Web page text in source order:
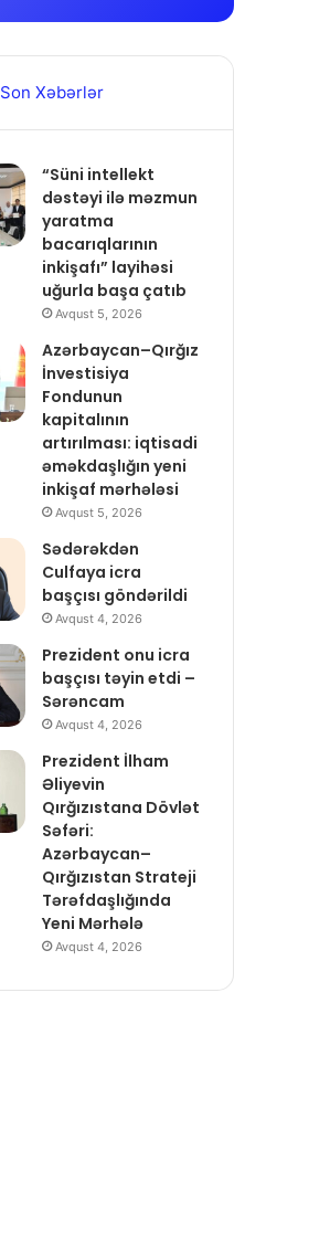
Son Xəbərlər
“Süni intellekt
dəstəyi ilə məzmun
yaratma
bacarıqlarının
inkişafı” layihəsi
uğurla başa çatıb
Avqust 5, 2026
Azərbaycan–Qırğız
İnvestisiya
Fondunun
kapitalının
artırılması: iqtisadi
əməkdaşlığın yeni
inkişaf mərhələsi
Avqust 5, 2026
Sədərəkdən
Culfaya icra
başçısı göndərildi
Avqust 4, 2026
Prezident onu icra
başçısı təyin etdi –
Sərəncam
Avqust 4, 2026
Prezident İlham
Əliyevin
Qırğızıstana Dövlət
Səfəri:
Azərbaycan–
Qırğızıstan Strateji
Tərəfdaşlığında
Yeni Mərhələ
Avqust 4, 2026